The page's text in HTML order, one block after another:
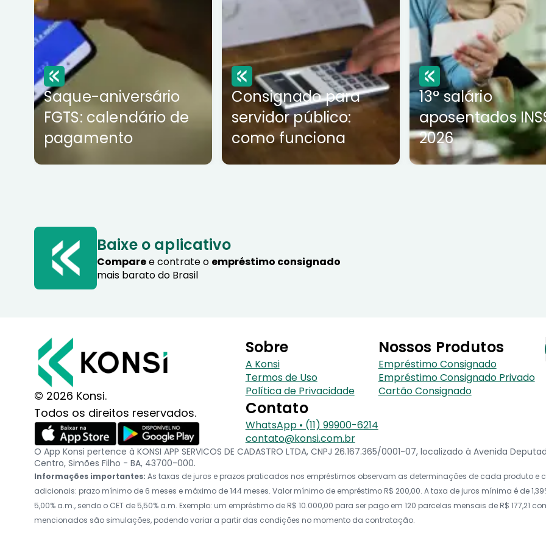
Saque-aniversário
FGTS: calendário de
pagamento
Consignado para
servidor público:
como funciona
13° salário
aposentados
2026
Baixe o aplicativo
Comparee contrate o empréstimo consignado
mais barato do Brasil
© 2026 Konsi.
Todos os direitos reservados.
Sobre
A Konsi
Termos de Uso
Política de Privacidade
Contato
WhatsApp • (11) 99900-6214
contato@konsi.com.br
Nossos Produtos
Empréstimo Consignado
Empréstimo Consignado Privado
Cartão Consignado
O App Konsi pertence à KONSI APP SERVICOS DE CADASTRO LTDA, CNPJ 26.167.365/0001-07, localizado à Avenida
Centro, Simões Filho - BA, 43700-000.
Informações importantes: As taxas de juros e prazos praticados nos empréstimos observam as determinações de cada produto
adicionais: prazo mínimo de 6 meses e máximo de 144 meses. Valor mínimo de empréstimo R$ 200,00. A taxa de juros mínima é de
5,00% a.m., sendo o CET de 5,50% a.m. Exemplo: um empréstimo de R$ 10.000,00 para ser pago em 120 parcelas mensais de R$ 177,21
mencionados são simulações, podendo variar a partir das condições no momento da contratação.